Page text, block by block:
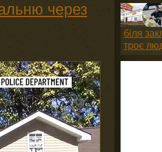
через
біля
троє